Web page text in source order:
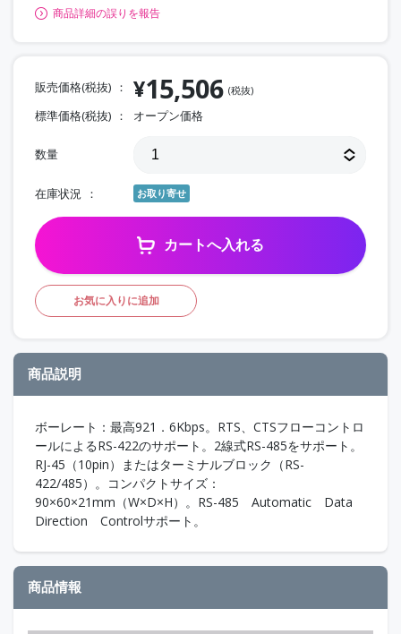
商品詳細の誤りを報告
販売価格(税抜) ¥15,506 (税抜)
標準価格(税抜) オープン価格
数量
在庫状況 お取り寄せ
カートへ入れる
お気に入りに追加
商品説明
ボーレート：最高921．6Kbps。RTS、CTSフローコントロ
ールによるRS-422のサポート。2線式RS-485をサポート。
RJ-45（10pin）またはターミナルブロック（RS-
422/485）。コンパクトサイズ：
90×60×21mm（W×D×H）。RS-485 Automatic Data
Direction Controlサポート。
商品情報